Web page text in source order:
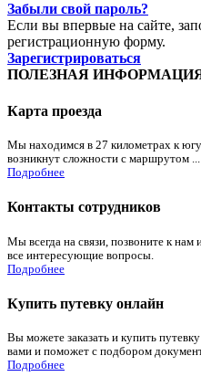
Забыли свой пароль?
Если вы впервые на сайте,
регистрационную форму.
Зарегистрироваться
ПОЛЕЗНАЯ
Карта проезда
Мы находимся в 27 километрах к югу
возникнут сложности с маршрутом ...
Подробнее
Контакты сотрудников
Мы всегда на связи, позвоните к
все интересующие вопросы.
Подробнее
Купить путевку онлайн
Вы можете заказать и купить
вами и поможет с подбором
Подробнее